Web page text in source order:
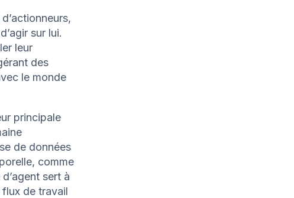
sur lui.
leur
des
le monde
principale
de données
comme
sert à
de travail